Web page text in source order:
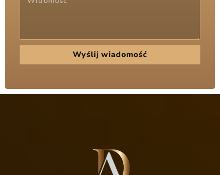
Wyślij wiadomość